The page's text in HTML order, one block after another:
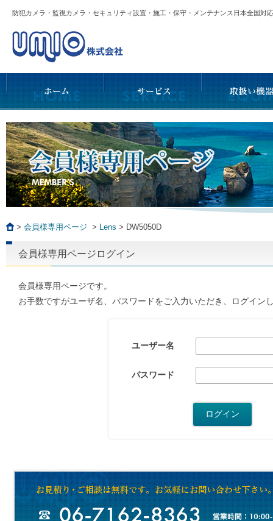
防犯カメラ・監視カメラ・セキュリティ設置・施工・保守・メンテナンス日本全国
> 会員様専用ページ > Lens > DW5050D
会員様専用ページログイン
会員様専用ページです。
お手数ですがユーザ名、パスワードをご入力いただき、ログイン
ユーザー名
パスワード